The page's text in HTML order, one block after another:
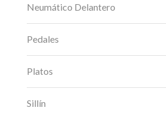
Neumático Delantero
Pedales
Platos
Sillín